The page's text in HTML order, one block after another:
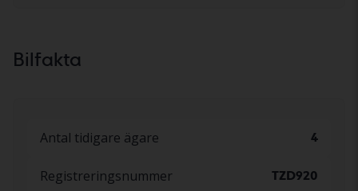
Bilfakta
Antal tidigare ägare 4
Registreringsnummer TZD920